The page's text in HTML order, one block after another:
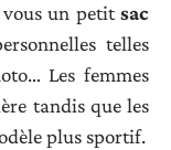
vous un petitsac
telles
Les femmes
tandis que les
plus sportif.